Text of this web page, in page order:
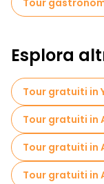
Tour
Esplora
Tour gratuiti in
Tour gratuiti in
Tour gratuiti in
Tour gratuiti in